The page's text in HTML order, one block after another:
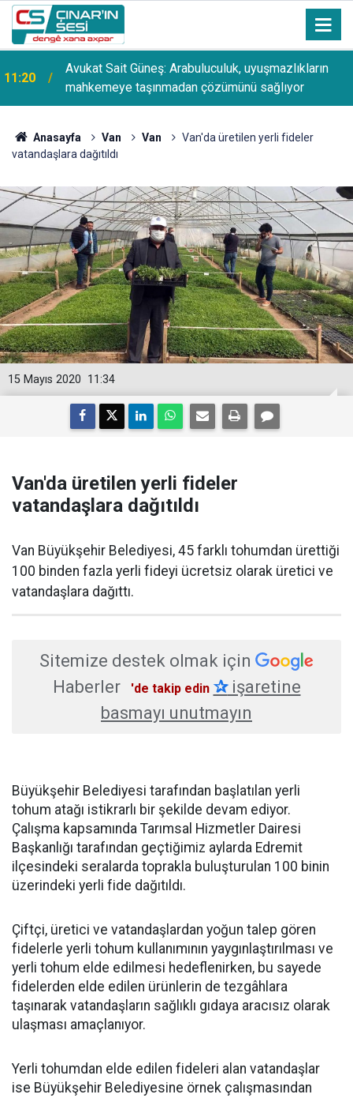
11:20
Avukat Sait Güneş: Arabuluculuk, uyuşmazlıkların
mahkemeye taşınmadan çözümünü sağlıyor
Anasayfa Van Van
Van'da üretilen yerli fideler
vatandaşlara dağıtıldı
11:34
15 Mayıs 2020
Van'da üretilen yerli fideler
vatandaşlara dağıtıldı
Van Büyükşehir Belediyesi, 45 farklı tohumdan ürettiği
100 binden fazla yerli fideyi ücretsiz olarak üretici ve
vatandaşlara dağıttı.
Sitemize destek olmak için
Haberler
'de takip edin ✰işaretine
basmayı unutmayın
Büyükşehir Belediyesi tarafından başlatılan yerli
tohum atağı istikrarlı bir şekilde devam ediyor.
Çalışma kapsamında Tarımsal Hizmetler Dairesi
Başkanlığı tarafından geçtiğimiz aylarda Edremit
ilçesindeki seralarda toprakla buluşturulan 100 binin
üzerindeki yerli fide dağıtıldı.
Çiftçi, üretici ve vatandaşlardan yoğun talep gören
fidelerle yerli tohum kullanımının yaygınlaştırılması ve
yerli tohum elde edilmesi hedeflenirken, bu sayede
fidelerden elde edilen ürünlerin de tezgâhlara
taşınarak vatandaşların sağlıklı gıdaya aracısız olarak
ulaşması amaçlanıyor.
Yerli tohumdan elde edilen fideleri alan vatandaşlar
ise Büyükşehir Belediyesine örnek çalışmasından